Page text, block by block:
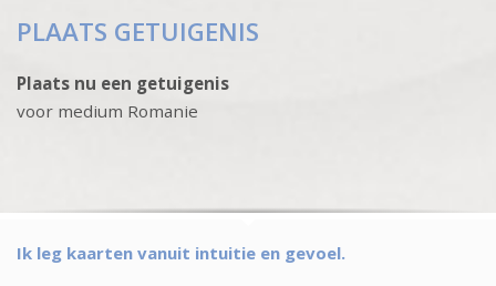
PLAATS GETUIGENIS
Plaats nu een getuigenis
voor medium Romanie
Ik leg kaarten vanuit intuitie en gevoel.